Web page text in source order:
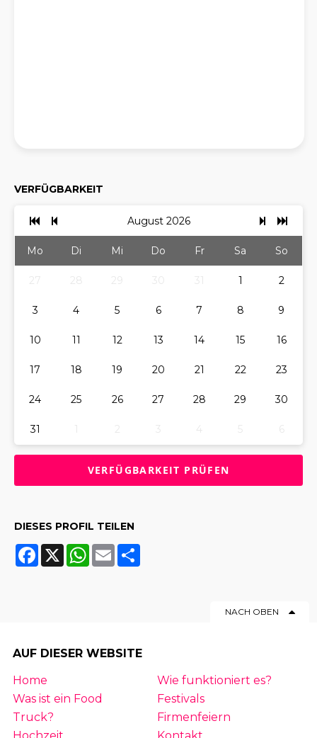
VERFÜGBARKEIT
August 2026
Mo Di Mi Do Fr Sa So
1 2
3 4 5 6 7 8 9
10 11 12 13 14 15 16
17 18 19 20 21 22 23
24 25 26 27 28 29 30
31
DIESES PROFIL TEILEN
Facebook
X WhatsApp
Email
NACH OBEN
AUF DIESER WEBSITE
Home
Wie funktioniert es?
Was ist ein Food
Truck?
Festivals
Firmenfeiern